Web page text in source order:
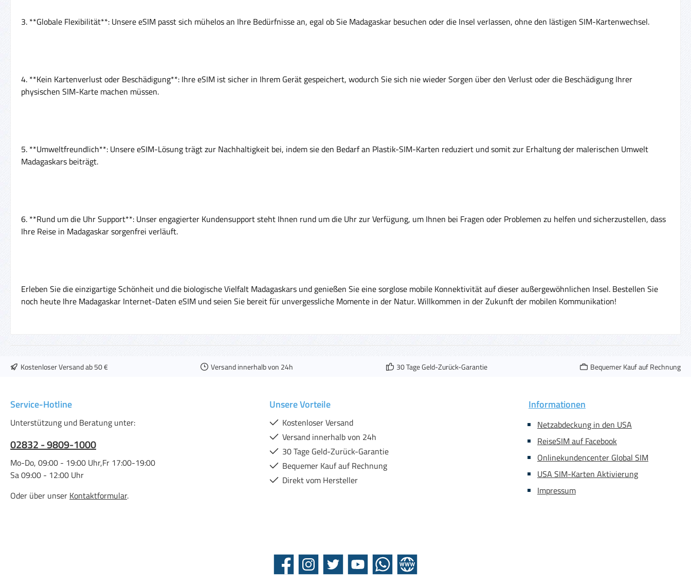
3. **Globale Flexibilität**: Unsere eSIM passt sich mühelos an Ihre Bedürfnisse an, egal ob Sie Madagaskar besuchen oder die Insel verlassen, ohne den lästigen SIM-Kartenwechsel.
4. **Kein Kartenverlust oder Beschädigung**: Ihre eSIM ist sicher in Ihrem Gerät gespeichert, wodurch Sie sich nie wieder Sorgen über den Verlust oder die Beschädigung Ihrer
physischen SIM-Karte machen müssen.
5. **Umweltfreundlich**: Unsere eSIM-Lösung trägt zur Nachhaltigkeit bei, indem sie den Bedarf an Plastik-SIM-Karten reduziert und somit zur Erhaltung der malerischen Umwelt
Madagaskars beiträgt.
6. **Rund um die Uhr Support**: Unser engagierter Kundensupport steht Ihnen rund um die Uhr zur Verfügung, um Ihnen bei Fragen oder Problemen zu helfen und sicherzustellen, dass
Ihre Reise in Madagaskar sorgenfrei verläuft.
Erleben Sie die einzigartige Schönheit und die biologische Vielfalt Madagaskars und genießen Sie eine sorglose mobile Konnektivität auf dieser außergewöhnlichen Insel. Bestellen Sie
noch heute Ihre Madagaskar Internet-Daten eSIM und seien Sie bereit für unvergessliche Momente in der Natur. Willkommen in der Zukunft der mobilen Kommunikation!
Kostenloser Versand ab 50 € Versand innerhalb von 24h 30 Tage Geld-Zurück-Garantie Bequemer Kauf auf Rechnung
Service-Hotline
Unterstützung und Beratung unter:
02832 - 9809-1000
Mo-Do, 09:00 - 19:00 Uhr,Fr 17:00-19:00
Sa 09:00 - 12:00 Uhr
Oder über unser Kontaktformular.
Unsere Vorteile
Kostenloser Versand
Versand innerhalb von 24h
30 Tage Geld-Zurück-Garantie
Bequemer Kauf auf Rechnung
Direkt vom Hersteller
Informationen
Netzabdeckung in den USA
ReiseSIM auf Facebook
Onlinekundencenter Global SIM
USA SIM-Karten Aktivierung
Impressum
Facebook Instagram Twitter YouTube WhatsAppWebsite